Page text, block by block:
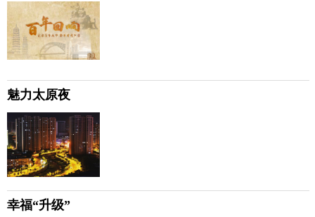
魅力太原夜
幸福“升级”